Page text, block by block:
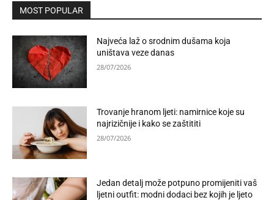
MOST POPULAR
Najveća laž o srodnim dušama koja
uništava veze danas
28/07/2026
Trovanje hranom ljeti: namirnice koje su
najrizičnije i kako se zaštititi
28/07/2026
Jedan detalj može potpuno promijeniti vaš
ljetni outfit: modni dodaci bez kojih je ljeto